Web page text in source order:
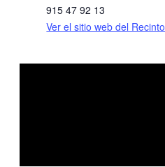
915 47 92 13
Ver el sitio web del Recinto